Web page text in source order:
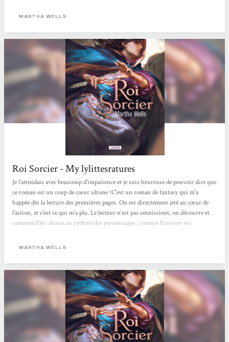
MARTHA WELLS
Roi Sorcier - My lylittesratures
Je l'attendais avec beaucoup d'impatience et je suis heureuse de pouvoir dire que
ce roman est un coup de cœur ultime !C'est un roman de fantasy qui m'a
happée dès la lecture des premières pages. On est directement jeté au cœur de
l'action, et c'est ce qui m'a plu. Le lecteur n'est pas omniscient, on découvre et
comprend les choses au rythme des personnages : comme l'univers est
et j'ai mis du temps à comprendre ce que c'était), mais comme l'intrigue repose
MARTHA WELLS